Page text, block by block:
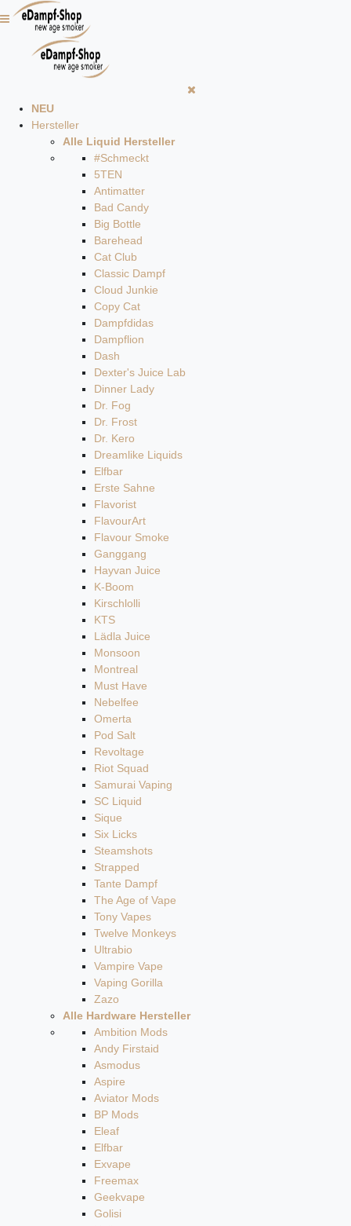
NEU
Hersteller
Alle Liquid Hersteller
#Schmeckt
5TEN
Antimatter
Bad Candy
Big Bottle
Barehead
Cat Club
Classic Dampf
Cloud Junkie
Copy Cat
Dampfdidas
Dampflion
Dash
Dexter's Juice Lab
Dinner Lady
Dr. Fog
Dr. Frost
Dr. Kero
Dreamlike Liquids
Elfbar
Erste Sahne
Flavorist
FlavourArt
Flavour Smoke
Ganggang
Hayvan Juice
K-Boom
Kirschlolli
KTS
Lädla Juice
Monsoon
Montreal
Must Have
Nebelfee
Omerta
Pod Salt
Revoltage
Riot Squad
Samurai Vaping
SC Liquid
Sique
Six Licks
Steamshots
Strapped
Tante Dampf
The Age of Vape
Tony Vapes
Twelve Monkeys
Ultrabio
Vampire Vape
Vaping Gorilla
Zazo
Alle Hardware Hersteller
Ambition Mods
Andy Firstaid
Asmodus
Aspire
Aviator Mods
BP Mods
Eleaf
Elfbar
Exvape
Freemax
Geekvape
Golisi